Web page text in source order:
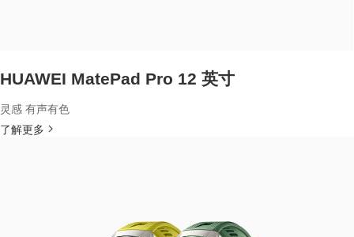
HUAWEI MatePad Pro 12 英寸
灵感 有声有色
了解更多